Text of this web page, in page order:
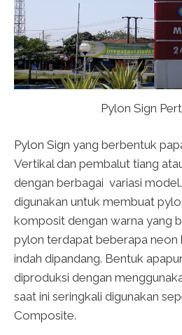
Pylon Sign
Pylon Sign yang berbentuk
Vertikal dan pembalut tiang
dengan berbagai variasi
digunakan untuk membuat
komposit dengan warna yang
pylon terdapat beberapa neon
indah dipandang. Bentuk
diproduksi dengan
saat ini seringkali digunakan
Composite.